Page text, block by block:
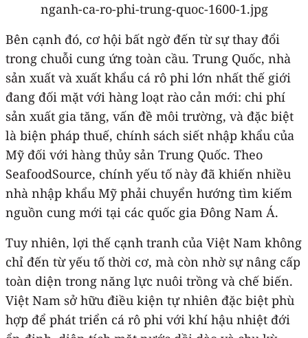
Bên cạnh đó, cơ hội bất ngờ đến từ sự thay đổi
trong chuỗi cung ứng toàn cầu. Trung Quốc, nhà
sản xuất và xuất khẩu cá rô phi lớn nhất thế giới
đang đối mặt với hàng loạt rào cản mới: chi phí
sản xuất gia tăng, vấn đề môi trường, và đặc biệt
là biện pháp thuế, chính sách siết nhập khẩu của
Mỹ đối với hàng thủy sản Trung Quốc. Theo
SeafoodSource, chính yếu tố này đã khiến nhiều
nhà nhập khẩu Mỹ phải chuyển hướng tìm kiếm
nguồn cung mới tại các quốc gia Đông Nam Á.
Tuy nhiên, lợi thế cạnh tranh của Việt Nam không
chỉ đến từ yếu tố thời cơ, mà còn nhờ sự nâng cấp
toàn diện trong năng lực nuôi trồng và chế biến.
Việt Nam sở hữu điều kiện tự nhiên đặc biệt phù
hợp để phát triển cá rô phi với khí hậu nhiệt đới